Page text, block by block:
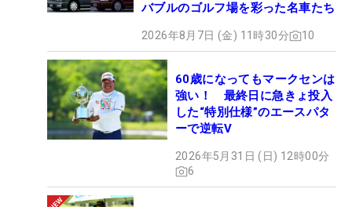
バブルのゴルフ場を彩った名車たち
2026年8月7日 (金) 11時30分 10
60歳になってもマークセンは
強い！ 最終日に急きょ投入
した“特別仕様”のエースパタ
ーで逆転V
2026年5月31日 (日) 12時00分
6